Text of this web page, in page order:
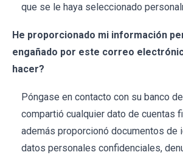
que se le haya seleccionado
He proporcionado mi información
engañado por este correo
hacer?
Póngase en contacto con su banco
compartió cualquier dato de cuentas
además proporcionó documentos de
datos personales confidenciales,